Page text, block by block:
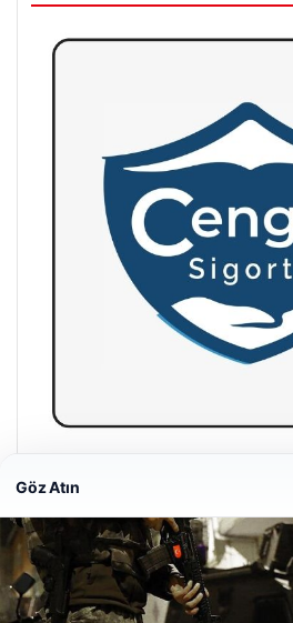
Hastaş Beton
Web sitemizi nasıl kullandığınızı
Göz Atın